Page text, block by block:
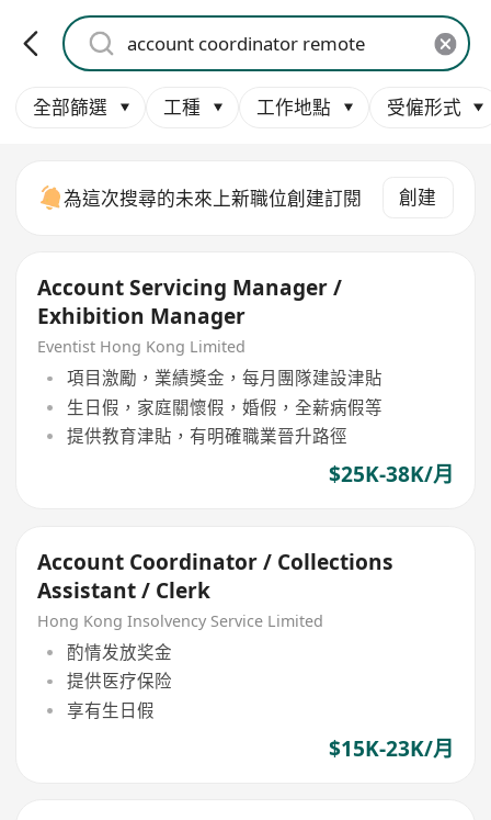
全部篩選 工種 工作地點 受僱形式
為這次搜尋的未來上新職位創建訂閱 創建
Account Servicing Manager /
Exhibition Manager
Eventist Hong Kong Limited
項目激勵，業績獎金，每月團隊建設津貼
生日假，家庭關懷假，婚假，全薪病假等
提供教育津貼，有明確職業晉升路徑
$25K-38K/月
Account Coordinator / Collections
Assistant / Clerk
Hong Kong Insolvency Service Limited
酌情发放奖金
提供医疗保险
享有生日假
$15K-23K/月